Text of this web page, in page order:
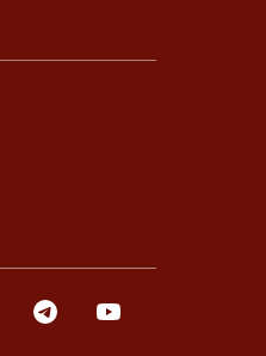
Whatsapp Telegram